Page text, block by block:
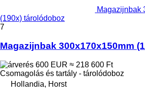
Magazijnbak
(190x) tárolódoboz
7
Magazijnbak 300x170x150mm
600 EUR ≈ 218 600 Ft
Csomagolás és tartály - tárolódoboz
Hollandia, Horst